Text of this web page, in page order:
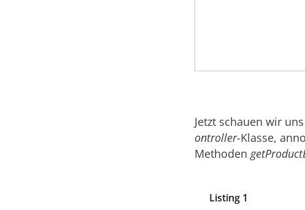
Jetzt schauen wir
ontroller-Klasse,
Methoden
Listing 1